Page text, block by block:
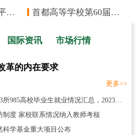
首都高等学校第60届学生田径运动会圆满落幕
国际资讯 市场行情
革的内在要求
更多>>
高校毕业生就业情况汇总，2023报考必看
制度 家校联系情况纳入教师考核
科学基金重大项目公布